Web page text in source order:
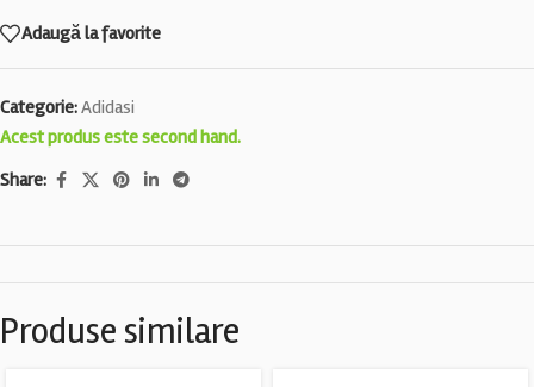
Adaugă la favorite
Categorie:Adidasi
Acest produs este second hand.
Share:
Produse similare